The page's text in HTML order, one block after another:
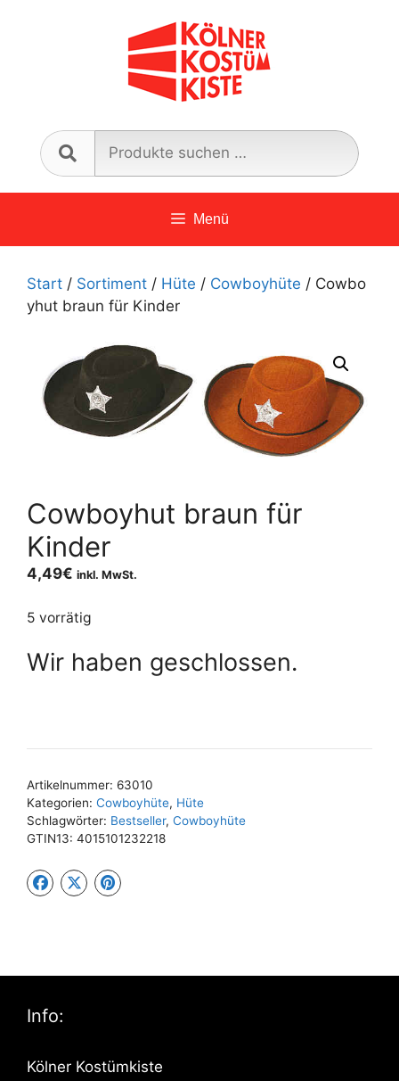
nach:
Menü
Start / Sortiment / Hüte / Cowboyhüte / Cowbo
yhut braun für Kinder
Cowboyhut braun für
Kinder
4,49€ inkl. MwSt.
5 vorrätig
Wir haben geschlossen.
Artikelnummer: 63010
Kategorien: Cowboyhüte, Hüte
Schlagwörter: Bestseller, Cowboyhüte
GTIN13: 4015101232218
Info:
Kölner Kostümkiste